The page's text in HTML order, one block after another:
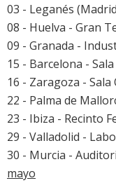
03 - Leganés
08 - Huelva - Gran
09 - Granada -
15 - Barcelona -
16 - Zaragoza - Sala
22 - Palma de
23 - Ibiza - Recinto
29 - Valladolid -
30 - Murcia -
mayo